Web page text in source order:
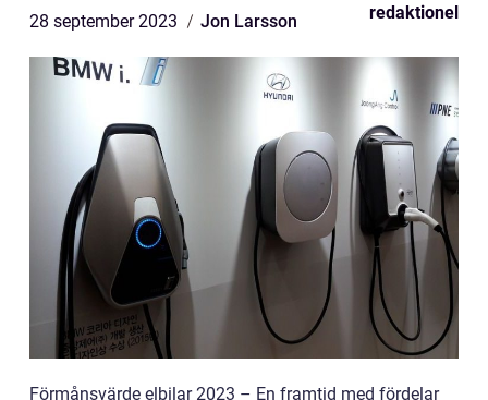
28 september 2023 Jon Larsson redaktionel
Förmånsvärde elbilar 2023 – En framtid med fördelar